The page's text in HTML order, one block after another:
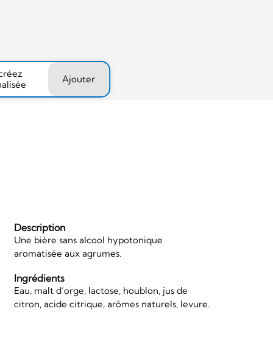
Ajouter
Description
Une bière sans alcool hypotonique
aromatisée aux agrumes.
Ingrédients
Eau, malt d’orge, lactose, houblon, jus de
citron, acide citrique, arômes naturels, levure.